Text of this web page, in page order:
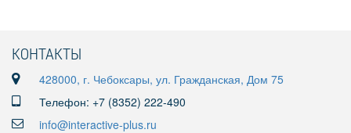
КОНТАКТЫ
428000, г. Чебоксары, ул. Гражданская, Дом 75
Телефон: +7 (8352) 222-490
info@interactive-plus.ru